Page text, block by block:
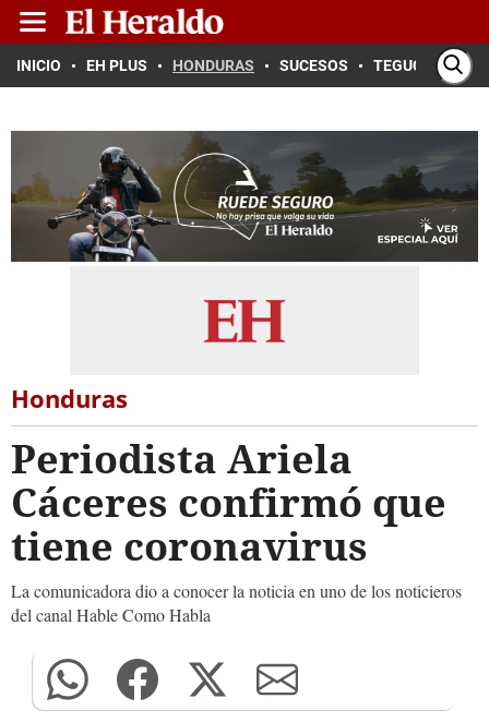
INICIO EH PLUS HONDURAS SUCESOS TEGUCIGALPA
Honduras
Periodista Ariela
Cáceres confirmó que
tiene coronavirus
La comunicadora dio a conocer la noticia en uno de los noticieros
del canal Hable Como Habla